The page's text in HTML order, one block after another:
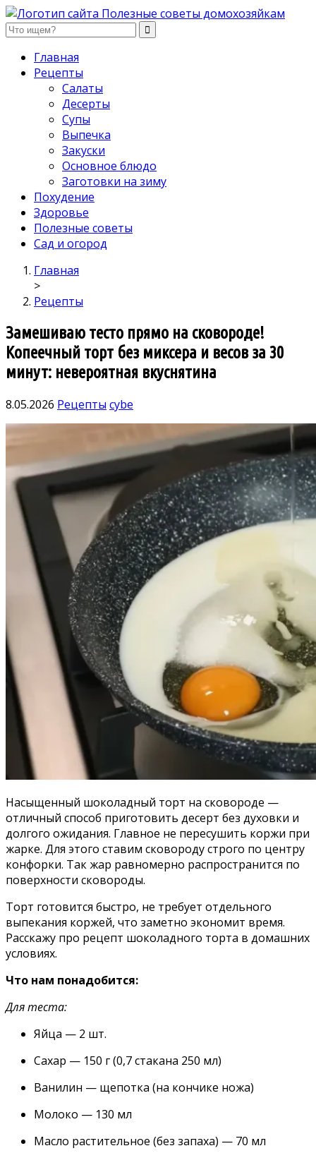
Полезные советы домохозяйкам
Главная
Рецепты
Салаты
Десерты
Супы
Выпечка
Закуски
Основное блюдо
Заготовки на зиму
Похудение
Здоровье
Полезные советы
Сад и огород
Главная
>
Рецепты
Замешиваю тесто прямо на сковороде!
Копеечный торт без миксера и весов за 30
минут: невероятная вкуснятина
8.05.2026 Рецепты cybe
Насыщенный шоколадный торт на сковороде —
отличный способ приготовить десерт без духовки и
долгого ожидания. Главное не пересушить коржи при
жарке. Для этого ставим сковороду строго по центру
конфорки. Так жар равномерно распространится по
поверхности сковороды.
Торт готовится быстро, не требует отдельного
выпекания коржей, что заметно экономит время.
Расскажу про рецепт шоколадного торта в домашних
условиях.
Что нам понадобится:
Для теста:
Яйца — 2 шт.
Сахар — 150 г (0,7 стакана 250 мл)
Ванилин — щепотка (на кончике ножа)
Молоко — 130 мл
Масло растительное (без запаха) — 70 мл